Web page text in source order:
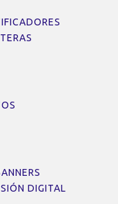
DIGITAL